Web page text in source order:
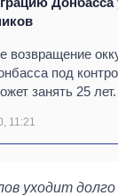
возвращение
под
занять 25 лет.
11:21
уходит